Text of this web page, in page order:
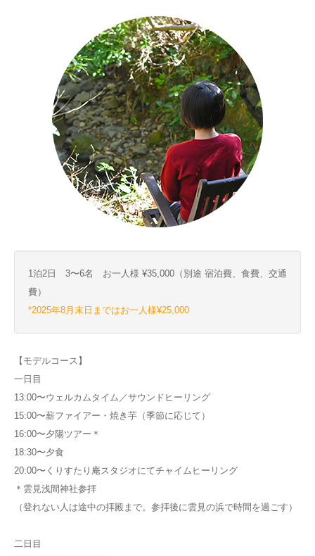
1泊2日 3〜6名 お一人様 ¥35,000（別途 宿泊費、食費、交通
費）
*2025年8月末日まではお一人様¥25,000
【モデルコース】
一日目
13:00〜ウェルカムタイム／サウンドヒーリング
15:00〜薪ファイアー・焼き芋（季節に応じて）
16:00〜夕陽ツアー＊
18:30〜夕食
20:00〜くりすたり庵スタジオにてチャイムヒーリング
＊雲見浅間神社参拝
（登れない人は途中の拝殿まで。参拝後に雲見の浜で時間を過ごす）
二日目